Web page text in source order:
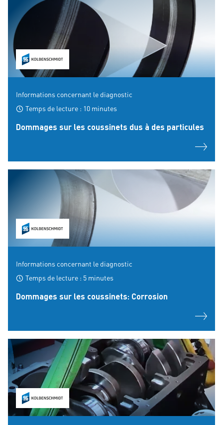
Informations concernant le diagnostic
Temps de lecture : 10 minutes
Dommages sur les coussinets dus à des particules
Informations concernant le diagnostic
Temps de lecture : 5 minutes
Dommages sur les coussinets: Corrosion